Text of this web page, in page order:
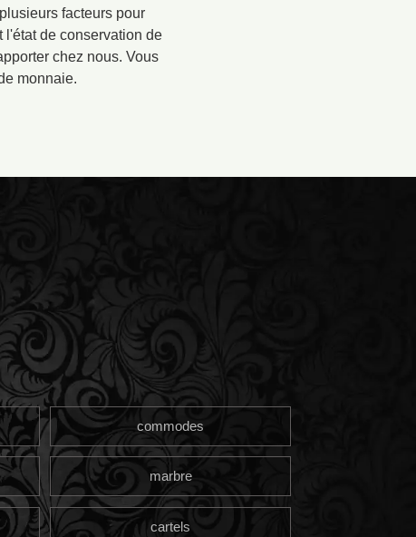
facteurs pour
l'état de conservation de
chez nous. Vous
monnaie.
commodes
marbre
cartels